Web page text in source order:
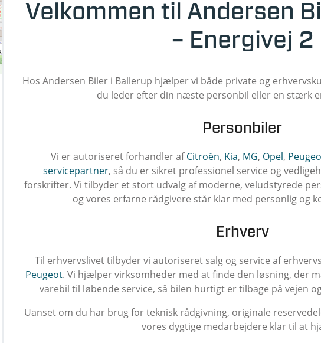
Velkommen til Andersen
– Energivej 2
Hos Andersen Biler i Ballerup hjælper vi både private og
du leder efter din næste personbil eller en stærk
Personbiler
Vi er autoriseret forhandler afCitroën, Kia, MG, Opel,
servicepartner, så du er sikret professionel service og
forskrifter. Vi tilbyder et stort udvalg af moderne, veludstyrede
og vores erfarne rådgivere står klar med personlig og
Erhverv
Til erhvervslivet tilbyder vi autoriseret salg og service af
Peugeot. Vi hjælper virksomheder med at finde den løsning, der
varebil til løbende service, så bilen hurtigt er tilbage på vejen
Uanset om du har brug for teknisk rådgivning, originale
vores dygtige medarbejdere klar til at